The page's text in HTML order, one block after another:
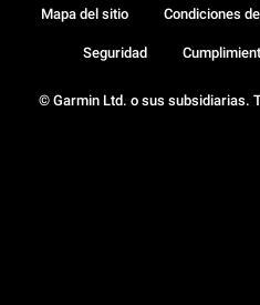
© Garmin Ltd. o sus subsidiarias.
Mapa del sitio Condiciones
Seguridad